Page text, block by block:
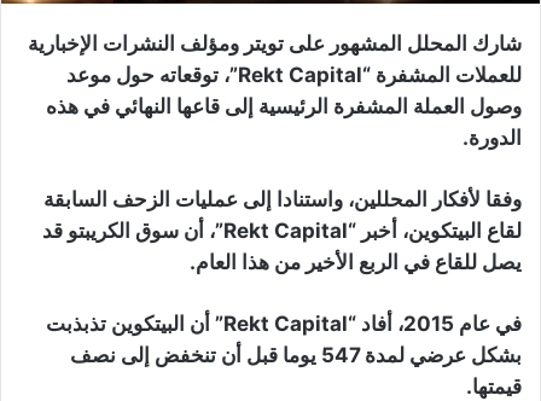
شارك المحلل المشهور على تويتر ومؤلف النشرات الإخبارية
للعملات المشفرة “Rekt Capital”، توقعاته حول موعد
وصول العملة المشفرة الرئيسية إلى قاعها النهائي في هذه
الدورة.
وفقا لأفكار المحللين، واستنادا إلى عمليات الزحف السابقة
لقاع البيتكوين، أخبر “Rekt Capital”، أن سوق الكريبتو قد
يصل للقاع في الربع الأخير من هذا العام.
في عام 2015، أفاد “Rekt Capital” أن البيتكوين تذبذبت
بشكل عرضي لمدة 547 يوما قبل أن تنخفض إلى نصف
قيمتها.